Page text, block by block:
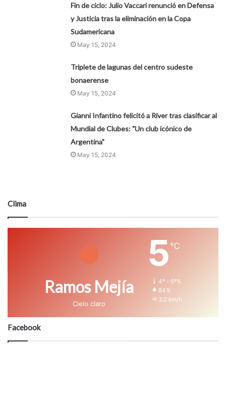
Fin de ciclo: Julio Vaccari renunció en Defensa
y Justicia tras la eliminación en la Copa
Sudamericana
May 15, 2024
Triplete de lagunas del centro sudeste
bonaerense
May 15, 2024
Gianni Infantino felicitó a River tras clasificar al
Mundial de Clubes: "Un club icónico de
Argentina"
May 15, 2024
Clima
Ramos Mejía
Cielo claro
5 ℃
4º - 6º%
84%
3.2 km/h
Facebook